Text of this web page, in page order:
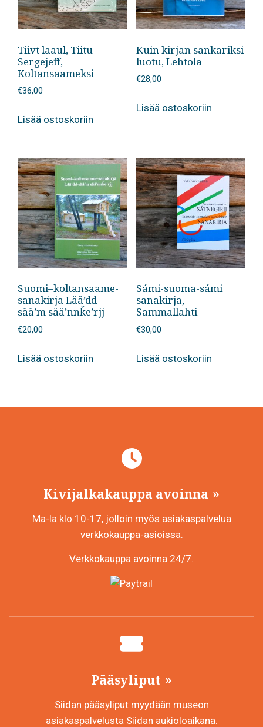
Tiivt laaul, Tiitu
Sergejeff,
Koltansaameksi
€36,00
Lisää ostoskoriin
Kuin kirjan sankariksi
luotu, Lehtola
€28,00
Lisää ostoskoriin
Suomi–koltansaame-
sanakirja Lää’dd-
sää’m sää’nnǩe’rjj
€20,00
Lisää ostoskoriin
Sámi-suoma-sámi
sanakirja,
Sammallahti
€30,00
Lisää ostoskoriin
Kivijalkakauppa avoinna
Ma-la klo 10-17, jolloin myös asiakaspalvelua
verkkokauppa-asioissa.
Verkkokauppa avoinna 24/7.
Pääsyliput
Siidan pääsyliput myydään museon
asiakaspalvelusta Siidan aukioloaikana.